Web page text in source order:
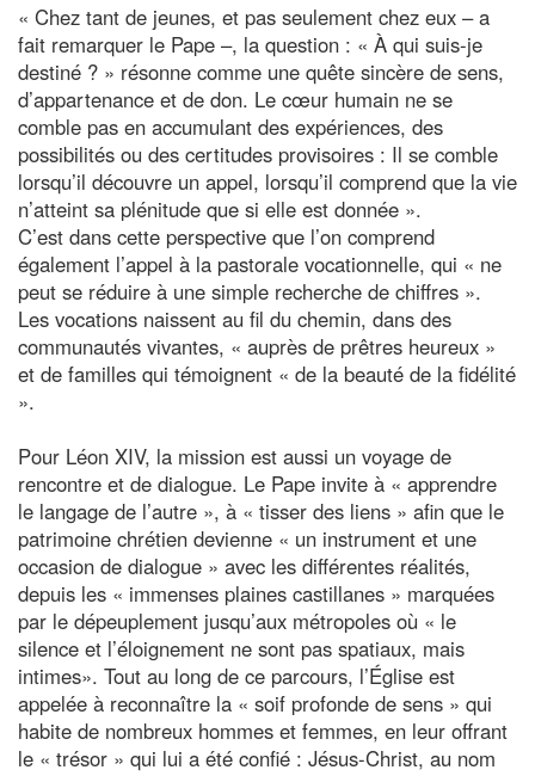
« Chez tant de jeunes, et pas seulement chez eux – a
fait remarquer le Pape –, la question : « À qui suis-je
destiné ? » résonne comme une quête sincère de sens,
d’appartenance et de don. Le cœur humain ne se
comble pas en accumulant des expériences, des
possibilités ou des certitudes provisoires : Il se comble
lorsqu’il découvre un appel, lorsqu’il comprend que la vie
n’atteint sa plénitude que si elle est donnée ».
C’est dans cette perspective que l’on comprend
également l’appel à la pastorale vocationnelle, qui « ne
peut se réduire à une simple recherche de chiffres ».
Les vocations naissent au fil du chemin, dans des
communautés vivantes, « auprès de prêtres heureux »
et de familles qui témoignent « de la beauté de la fidélité
».
Pour Léon XIV, la mission est aussi un voyage de
rencontre et de dialogue. Le Pape invite à « apprendre
le langage de l’autre », à « tisser des liens » afin que le
patrimoine chrétien devienne « un instrument et une
occasion de dialogue » avec les différentes réalités,
depuis les « immenses plaines castillanes » marquées
par le dépeuplement jusqu’aux métropoles où « le
silence et l’éloignement ne sont pas spatiaux, mais
intimes». Tout au long de ce parcours, l’Église est
appelée à reconnaître la « soif profonde de sens » qui
habite de nombreux hommes et femmes, en leur offrant
le « trésor » qui lui a été confié : Jésus-Christ, au nom